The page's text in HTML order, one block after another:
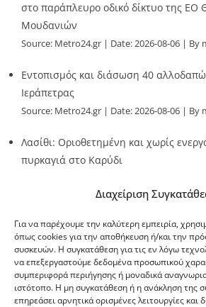
Διαχείριση
Για να παρέχουμε την καλύτερη εμπειρία,
όπως cookies για την αποθήκευση ή/και την
συσκευών. Η συγκατάθεση για τις εν λόγω
να επεξεργαστούμε δεδομένα προσωπικού
συμπεριφορά περιήγησης ή μοναδικά
ιστότοπο. Η μη συγκατάθεση ή η ανάκληση της
επηρεάσει αρνητικά ορισμένες λειτουργίες και
στο παράπλευρο οδικό δίκτυο της ΕΟ
Μουδανιών
Source: Metro24.gr Date: 2026-08-06 By
Εντοπισμός και διάσωση 40
Ιεράπετρας
Source: Metro24.gr Date: 2026-08-06 By
Λασίθι: Οριοθετημένη και χωρίς
πυρκαγιά στο Καρύδι
G-point.gr